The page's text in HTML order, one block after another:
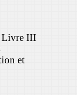
Livre III
et